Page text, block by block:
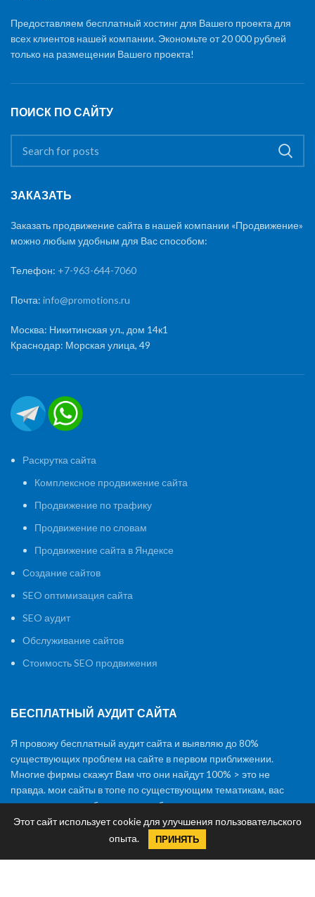
Предоставляем бесплатный хостинг для Вашего проекта для
всех клиентов нашей компании. Экономьте от 20 000 рублей
только на размещении Вашего проекта!
ПОИСК ПО САЙТУ
ЗАКАЗАТЬ
Заказать продвижение сайта в нашей компании «Продвижение»
можно любым удобным для Вас способом:
Телефон: +7-963-644-7060
Почта: info@promotions.ru
Москва: Никитинская ул., дом 14к1
Краснодар: Морская улица, 49
Раскрутка сайта
Комплексное продвижение сайта
Продвижение по трафику
Продвижение по словам
Продвижение сайта в Яндексе
Создание сайтов
SEO оптимизация сайта
SEO аудит
Обслуживание сайтов
Стоимость SEO продвижения
БЕСПЛАТНЫЙ АУДИТ САЙТА
Я провожу бесплатный аудит сайта и выявляю до 80%
существующих проблем на сайте в первом приближении.
Многие фирмы скажут Вам что они найдут 100% > это не
правда. мои сайты в топе по существующим тематикам, вас
никто вводить в заблуждение не будет.
ЧИСТОЕ SEO ПРОДВИЖЕНИЕ
Этот сайт использует cookie для улучшения пользовательского
опыта.
ПРИНЯТЬ